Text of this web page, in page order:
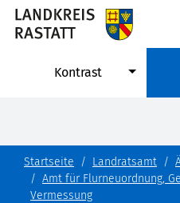
Kontrast
Startseite Landratsamt
Amt für Flurneuordnung,
Vermessung